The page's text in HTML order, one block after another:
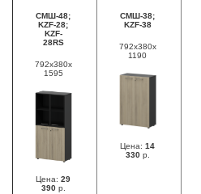
СМШ-48;
KZF-28;
KZF-
28RS
792х380х
1595
Цена: 29
390р.
СМШ-38;
KZF-38
792х380х
1190
Цена: 14
330р.